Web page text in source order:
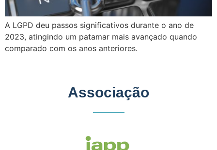
A LGPD deu passos significativos durante o ano de
2023, atingindo um patamar mais avançado quando
comparado com os anos anteriores.
Associação